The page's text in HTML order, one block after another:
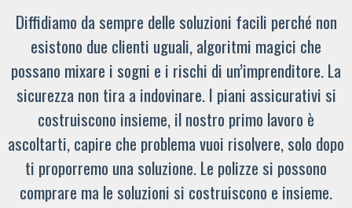
Diffidiamo da sempre delle soluzioni facili perché non
esistono due clienti uguali, algoritmi magici che
possano mixare i sogni e i rischi di un’imprenditore. La
sicurezza non tira a indovinare. I piani assicurativi si
costruiscono insieme, il nostro primo lavoro è
ascoltarti, capire che problema vuoi risolvere, solo dopo
ti proporremo una soluzione. Le polizze si possono
comprare ma le soluzioni si costruiscono e insieme.